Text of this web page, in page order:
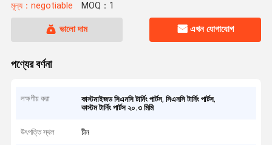
মূল্য：negotiable MOQ：1
ভালো দাম এখন যোগাযোগ
পণ্যের বর্ণনা
লক্ষণীয় করা কাস্টমাইজড সিএনসি টার্নিং পার্টস,সিএনসি টার্নিং পার্টস,
কাস্টম টার্নিং পার্টস ২০.৩ মিমি
উৎপত্তি স্থল চীন